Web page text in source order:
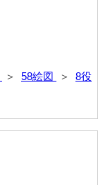
＞ 58絵図 ＞ 8役